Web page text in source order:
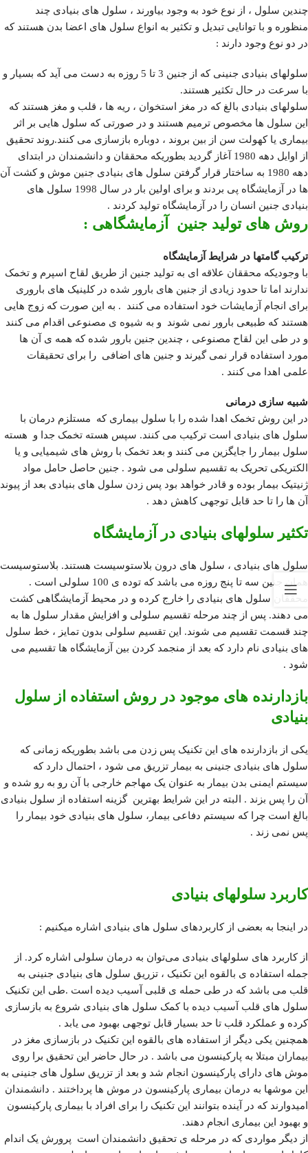
چندین سلول ، از نوع خود به وجود بیاورند ، سلول های بنیادی چند
منظوره و با توانایی تبدیل و تکثیر به انواع سلول های اعضا بدن هستند که
در دو نوع وجود دارند :
سلولهای بنیادی جنینی که از جنین 3 تا 5 روزه به دست می آید که بسیار و
با سرعت در حال تکثیر هستند.
سلولهای بنیادی بالغ که در مغز استخوان ، ریه ها ، قلب و مغز هستند که
این سلول ها مخصوص ترمیم هستند و در صورتی که سلول هایی بر اثر
بیماری یا کهولت سن از بین بروند ، دوباره بازسازی می کنند.روند تحقیق
از اوایل دهه 1980 آغاز گردید بطوریکه محققان و دانشمندان در ابتدای
دهه 1980 به ساختار قرار گرفتن سلول های بنیادی جنین موش و کشت آن
ها در آزمایشگاه پی بردند و برای اولین بار در سال 1998 سلول های
بنیادی جنین انسان را در آزمایشگاه تولید کردند .
روش های تولید جنین آزمایشگاهی :
ترکیب گامتها در شرایط آزمایشگاه
با وجودیکه محققان علاقه ای به تولید جنین از طریق لقاح اسپرم و تخمک
ندارند اما تا حدود زیادی از جنین های بارور شده در کلینیک های باروری
برای انجام آزمایشات خود استفاده می کنند . به این صورت که زوج هایی
هستند که طبیعی بارور نمی شوند و به شیوه ی مصنوعی اقدام می کنند
و در طی این لقاح مصنوعی ، چندین جنین بارور شده که همه ی آن ها
مورد استفاده قرار نمی گیرند و جنین های اضافی را برای تحقیقات
علمی اهدا می کنند .
شبیه سازی درمانی
در این روش تخمک اهدا شده را با سلول بیماری که مستلزم درمان با
سلول های بنیادی است ترکیب می کنند. سپس هسته تخمک جدا و هسته
سلول بیمار را جایگزین می کنند و بعد تخمک با روش های شیمیایی و یا
الکتریکی تحریک به تقسیم سلولی می شود . جنین حاصل حامل مواد
ژنیتیک بیمار بوده و قادر خواهد بود پس زدن سلول های بنیادی بعد از پیوند
آن ها را تا حد قابل توجهی کاهش دهد .
تکثیر سلولهای بنیادی در آزمایشگاه
سلول های بنیادی ، سلول های درون بلاستوسیست هستند. بلاستوسیست
همان جنین سه تا پنج روزه می باشد که توده ی 100 سلولی است .
محققان سلول های بنیادی را خارج کرده و در محیط آزمایشگاهی کشت
می دهند. پس از چند مرحله تقسیم سلولی و افزایش مقدار سلول ها به
چند قسمت تقسیم می شوند. این تقسیم سلولی بدون تمایز ، خط سلول
های بنیادی نام دارد که بعد از منجمد کردن بین آزمایشگاه ها تقسیم می
شود .
بازدارنده های موجود در روش استفاده از سلول
بنیادی
یکی از بازدارنده های این تکنیک پس زدن می باشد بطوریکه زمانی که
سلول های بنیادی جنینی به بیمار تزریق می شود ، احتمال دارد که
سیستم ایمنی بدن بیمار به عنوان یک مهاجم خارجی با آن رو به رو شده و
آن را پس بزند . البته در این شرایط بهترین گزینه استفاده از سلول بنیادی
بالغ است چرا که سیستم دفاعی بیمار، سلول های بنیادی خود بیمار را
پس نمی زند .
کاربرد سلولهای بنیادی
در اینجا به بعضی از کاربردهای سلول های بنیادی اشاره میکنیم :
از کاربرد های سلولهای بنیادی می‌توان به درمان سلولی اشاره کرد. از
جمله استفاده ی بالقوه این تکنیک ، تزریق سلول های بنیادی جنینی به
قلب می باشد که در طی حمله ی قلبی آسیب دیده است .طی این تکنیک
سلول های قلب آسیب دیده با کمک سلول های بنیادی شروع به بازسازی
کرده و عملکرد قلب تا حد بسیار قابل توجهی بهبود می یابد .
همچنین یکی دیگر از استفاده های بالقوه این تکنیک در بازسازی مغز در
بیماران مبتلا به پارکینسون می باشد . در حال حاضر این تحقیق برا روی
موش های دارای پارکینسون انجام شد و بعد از تزریق سلول های جنینی به
این موشها به درمان بیماری پارکینسون در موش ها پرداختند . دانشمندان
امیدوارند که در آینده بتوانند این تکنیک را برای افراد با بیماری پارکینسون
و بهبود این بیماری انجام دهند.
از دیگر مواردی که در مرحله ی تحقیق دانشمندان است پرورش یک اندام